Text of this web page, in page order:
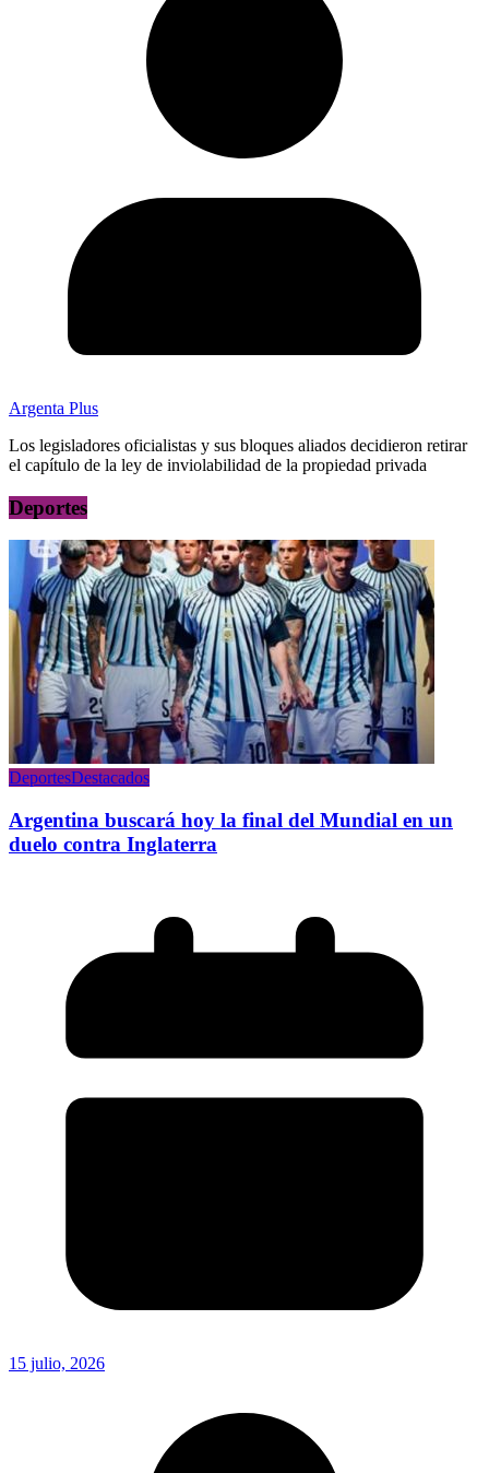
Argenta Plus
Los legisladores oficialistas y sus bloques aliados decidieron retirar
el capítulo de la ley de inviolabilidad de la propiedad privada
Deportes
DeportesDestacados
Argentina buscará hoy la final del Mundial en un
duelo contra Inglaterra
15 julio, 2026